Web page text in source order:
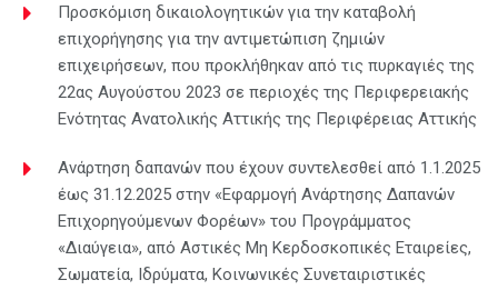
Προσκόμιση δικαιολογητικών για την καταβολή
επιχορήγησης για την αντιμετώπιση ζημιών
επιχειρήσεων, που προκλήθηκαν από τις πυρκαγιές της
22ας Αυγούστου 2023 σε περιοχές της Περιφερειακής
Ενότητας Ανατολικής Αττικής της Περιφέρειας Αττικής
Ανάρτηση δαπανών που έχουν συντελεσθεί από 1.1.2025
έως 31.12.2025 στην «Εφαρμογή Ανάρτησης Δαπανών
Επιχορηγούμενων Φορέων» του Προγράμματος
«Διαύγεια», από Αστικές Μη Κερδοσκοπικές Εταιρείες,
Σωματεία, Ιδρύματα, Κοινωνικές Συνεταιριστικές